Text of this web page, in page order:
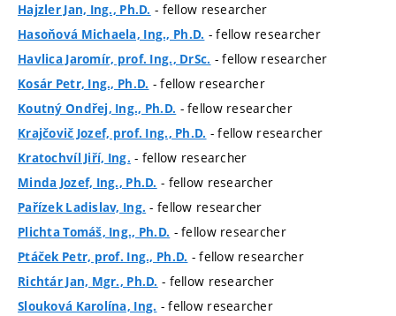
Hajzler Jan, Ing., Ph.D. - fellow researcher
Hasoňová Michaela, Ing., Ph.D. - fellow researcher
Havlica Jaromír, prof. Ing., DrSc. - fellow researcher
Kosár Petr, Ing., Ph.D. - fellow researcher
Koutný Ondřej, Ing., Ph.D. - fellow researcher
Krajčovič Jozef, prof. Ing., Ph.D. - fellow researcher
Kratochvíl Jiří, Ing. - fellow researcher
Minda Jozef, Ing., Ph.D. - fellow researcher
Pařízek Ladislav, Ing. - fellow researcher
Plichta Tomáš, Ing., Ph.D. - fellow researcher
Ptáček Petr, prof. Ing., Ph.D. - fellow researcher
Richtár Jan, Mgr., Ph.D. - fellow researcher
Slouková Karolína, Ing. - fellow researcher